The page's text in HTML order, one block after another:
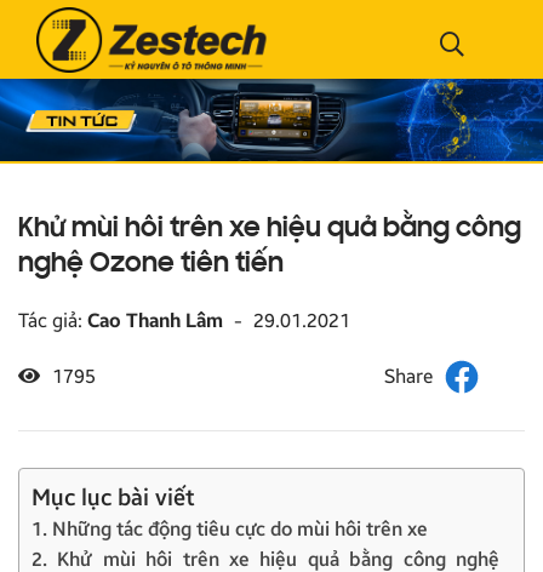
Khử mùi hôi trên xe hiệu quả bằng công
nghệ Ozone tiên tiến
Tác giả: Cao Thanh Lâm - 29.01.2021
1795
Mục lục bài viết
1. Những tác động tiêu cực do mùi hôi trên xe
2. Khử mùi hôi trên xe hiệu quả bằng công nghệ